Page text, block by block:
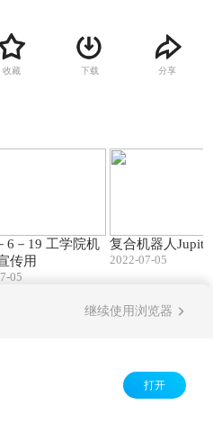
收藏 下载 分享
6－19 工学院机
传用
05
复合机器人
2022-07-05
继续使用浏览器
打开